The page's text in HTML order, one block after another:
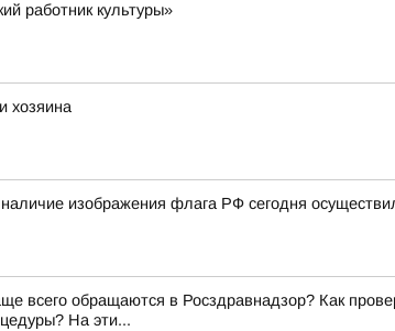
работник культуры»
хозяина
изображения флага РФ сегодня
обращаются в Росздравнадзор? Как
На эти...